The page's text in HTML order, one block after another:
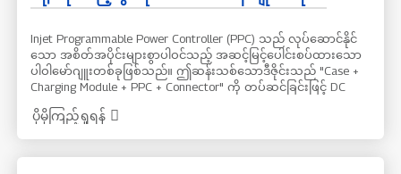
Injet Programmable Power Controller (PPC) သည် လုပ်ဆောင်နိုင်
သော အစိတ်အပိုင်းများစွာပါဝင်သည့် အဆင့်မြင့်ပေါင်းစပ်ထားသော
ပါဝါမော်ဂျူးတစ်ခုဖြစ်သည်။ ဤဆန်းသစ်သောဒီဇိုင်းသည် "Case +
Charging Module + PPC + Connector" ကို တပ်ဆင်ခြင်းဖြင့် DC
နည်းပညာသည် အားသွင်းစခန်းများ ထုတ်လုပ်ပုံကို တော်လှန်
ပိုမိုကြည့်ရှုရန်